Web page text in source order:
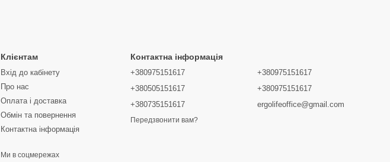
Клієнтам
Вхід до кабінету
Про нас
Оплата і доставка
Обмін та повернення
Контактна інформація
Ми в соцмережах
Контактна інформація
+380975151617
+380505151617
+380735151617
Передзвонити вам?
+380975151617
+380975151617
ergolifeoffice@gmail.com